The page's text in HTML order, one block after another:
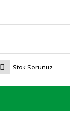
Stok Sorunuz